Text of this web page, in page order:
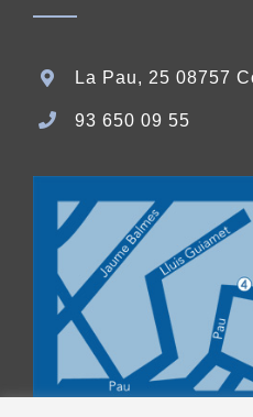
La Pau, 25 08757
93 650 09 55